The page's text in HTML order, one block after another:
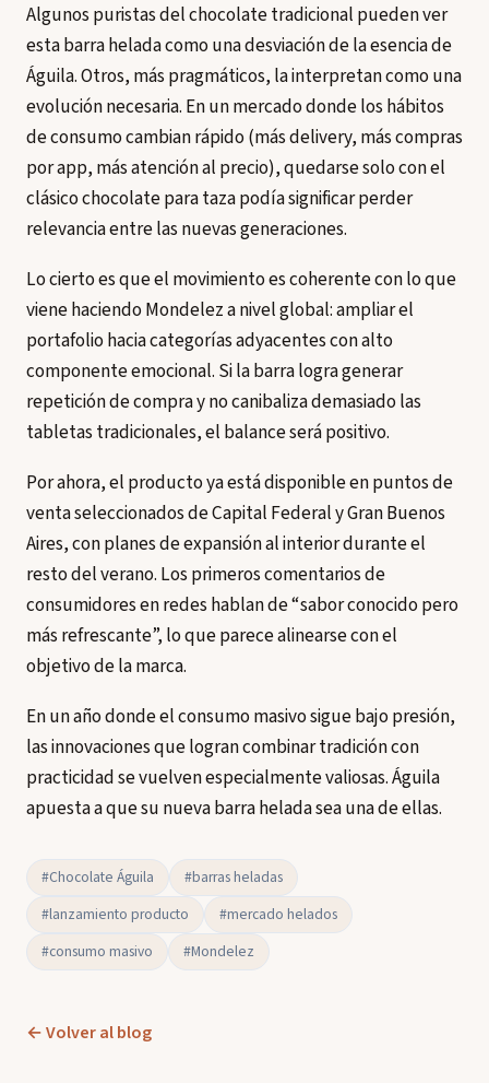
Algunos puristas del chocolate tradicional pueden ver
esta barra helada como una desviación de la esencia de
Águila. Otros, más pragmáticos, la interpretan como una
evolución necesaria. En un mercado donde los hábitos
de consumo cambian rápido (más delivery, más compras
por app, más atención al precio), quedarse solo con el
clásico chocolate para taza podía significar perder
relevancia entre las nuevas generaciones.
Lo cierto es que el movimiento es coherente con lo que
viene haciendo Mondelez a nivel global: ampliar el
portafolio hacia categorías adyacentes con alto
componente emocional. Si la barra logra generar
repetición de compra y no canibaliza demasiado las
tabletas tradicionales, el balance será positivo.
Por ahora, el producto ya está disponible en puntos de
venta seleccionados de Capital Federal y Gran Buenos
Aires, con planes de expansión al interior durante el
resto del verano. Los primeros comentarios de
consumidores en redes hablan de “sabor conocido pero
más refrescante”, lo que parece alinearse con el
objetivo de la marca.
En un año donde el consumo masivo sigue bajo presión,
las innovaciones que logran combinar tradición con
practicidad se vuelven especialmente valiosas. Águila
apuesta a que su nueva barra helada sea una de ellas.
#Chocolate Águila
#barras heladas
#lanzamiento producto
#mercado helados
#consumo masivo
#Mondelez
← Volver al blog